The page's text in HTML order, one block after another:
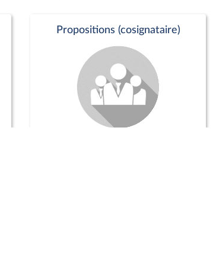
Propositions (cosignataire)